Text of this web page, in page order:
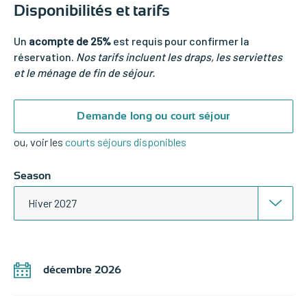
Disponibilités et tarifs
Un acompte de 25% est requis pour confirmer la
réservation. Nos tarifs incluent les draps, les serviettes
et le ménage de fin de séjour.
Demande long ou court séjour
ou, voir les courts séjours disponibles
Season
Hiver 2027
décembre 2026